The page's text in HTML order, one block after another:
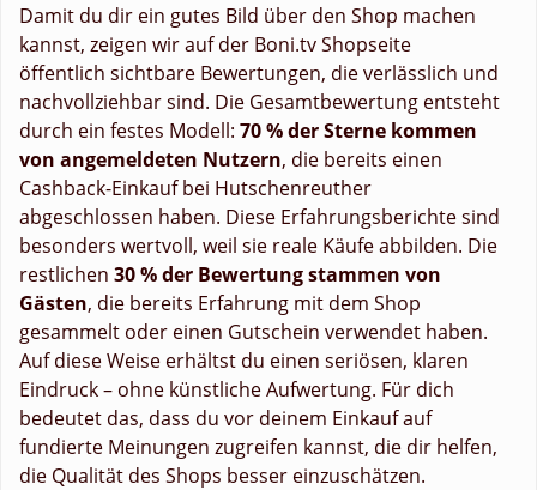
Damit du dir ein gutes Bild über den Shop machen
kannst, zeigen wir auf der Boni.tv Shopseite
öffentlich sichtbare Bewertungen, die verlässlich und
nachvollziehbar sind. Die Gesamtbewertung entsteht
durch ein festes Modell: 70 % der Sterne kommen
von angemeldeten Nutzern, die bereits einen
Cashback-Einkauf bei Hutschenreuther
abgeschlossen haben. Diese Erfahrungsberichte sind
besonders wertvoll, weil sie reale Käufe abbilden. Die
restlichen 30 % der Bewertung stammen von
Gästen, die bereits Erfahrung mit dem Shop
gesammelt oder einen Gutschein verwendet haben.
Auf diese Weise erhältst du einen seriösen, klaren
Eindruck – ohne künstliche Aufwertung. Für dich
bedeutet das, dass du vor deinem Einkauf auf
fundierte Meinungen zugreifen kannst, die dir helfen,
die Qualität des Shops besser einzuschätzen.